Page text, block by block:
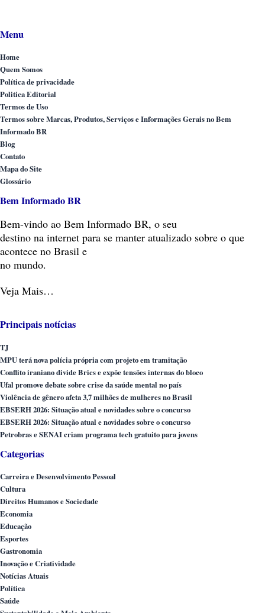
Menu
Home
Quem Somos
Política de privacidade
Politica Editorial
Termos de Uso
Termos sobre Marcas, Produtos, Serviços e Informações Gerais no Bem
Informado BR
Blog
Contato
Mapa do Site
Glossário
Bem Informado BR
Bem-vindo ao Bem Informado BR, o seu
destino na internet para se manter atualizado sobre o que
acontece no Brasil e
no mundo.
Veja Mais…
Principais notícias
TJ
MPU terá nova polícia própria com projeto em tramitação
Conflito iraniano divide Brics e expõe tensões internas do bloco
Ufal promove debate sobre crise da saúde mental no país
Violência de gênero afeta 3,7 milhões de mulheres no Brasil
EBSERH 2026: Situação atual e novidades sobre o concurso
EBSERH 2026: Situação atual e novidades sobre o concurso
Petrobras e SENAI criam programa tech gratuito para jovens
Categorias
Carreira e Desenvolvimento Pessoal
Cultura
Direitos Humanos e Sociedade
Economia
Educação
Esportes
Gastronomia
Inovação e Criatividade
Notícias Atuais
Política
Saúde